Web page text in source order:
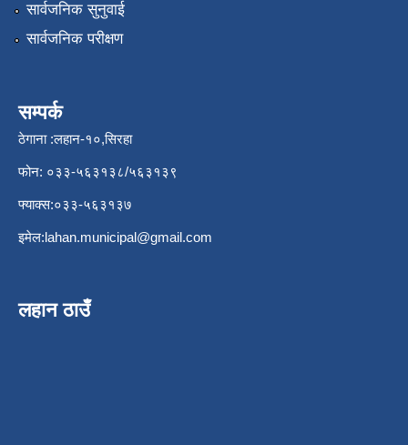
सार्वजनिक सुनुवाई
सार्वजनिक परीक्षण
सम्पर्क
ठेगाना :लहान-१०,सिरहा
फोन: ०३३-५६३१३८/५६३१३९
फ्याक्स:०३३-५६३१३७
इमेल:lahan.municipal@gmail.com
लहान ठाउँ